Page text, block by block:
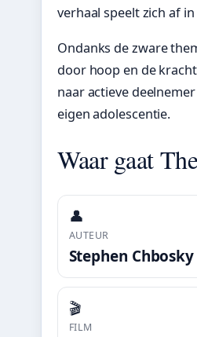
verhaal speelt zich af
Ondanks de zware
door hoop en de
naar actieve
eigen adolescentie.
Waar gaat
👤
AUTEUR
Stephen Chbosky
🎬
FILM